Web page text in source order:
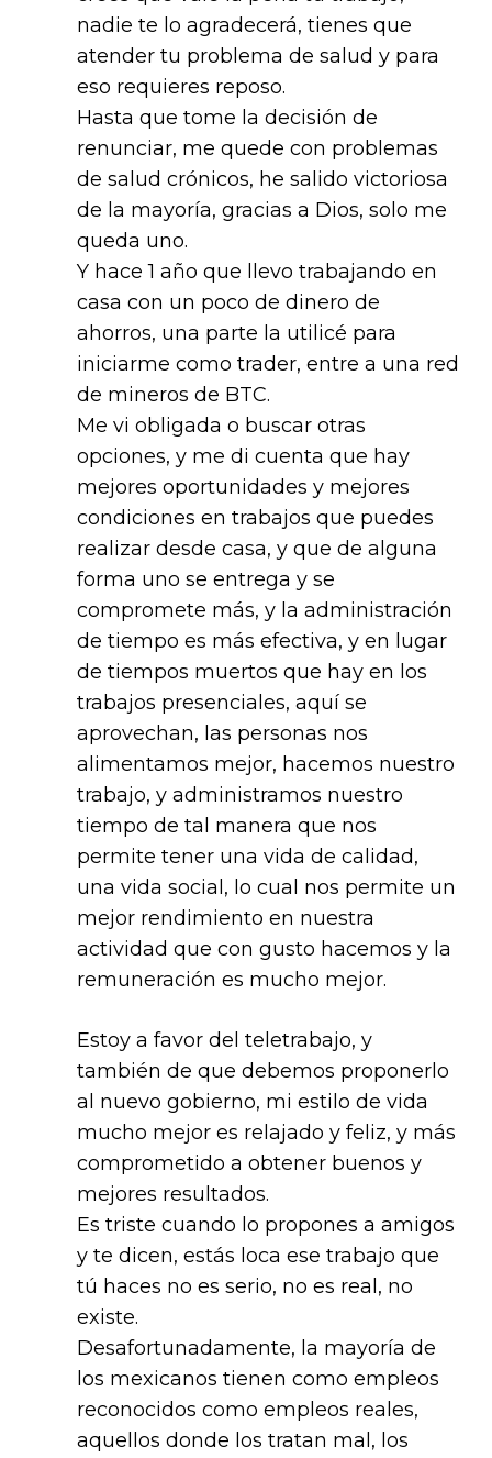
nadie te lo agradecerá, tienes que
atender tu problema de salud y para
eso requieres reposo.
Hasta que tome la decisión de
renunciar, me quede con problemas
de salud crónicos, he salido victoriosa
de la mayoría, gracias a Dios, solo me
queda uno.
Y hace 1 año que llevo trabajando en
casa con un poco de dinero de
ahorros, una parte la utilicé para
iniciarme como trader, entre a una red
de mineros de BTC.
Me vi obligada o buscar otras
opciones, y me di cuenta que hay
mejores oportunidades y mejores
condiciones en trabajos que puedes
realizar desde casa, y que de alguna
forma uno se entrega y se
compromete más, y la administración
de tiempo es más efectiva, y en lugar
de tiempos muertos que hay en los
trabajos presenciales, aquí se
aprovechan, las personas nos
alimentamos mejor, hacemos nuestro
trabajo, y administramos nuestro
tiempo de tal manera que nos
permite tener una vida de calidad,
una vida social, lo cual nos permite un
mejor rendimiento en nuestra
actividad que con gusto hacemos y la
remuneración es mucho mejor.
Estoy a favor del teletrabajo, y
también de que debemos proponerlo
al nuevo gobierno, mi estilo de vida
mucho mejor es relajado y feliz, y más
comprometido a obtener buenos y
mejores resultados.
Es triste cuando lo propones a amigos
y te dicen, estás loca ese trabajo que
tú haces no es serio, no es real, no
existe.
Desafortunadamente, la mayoría de
los mexicanos tienen como empleos
reconocidos como empleos reales,
aquellos donde los tratan mal, los